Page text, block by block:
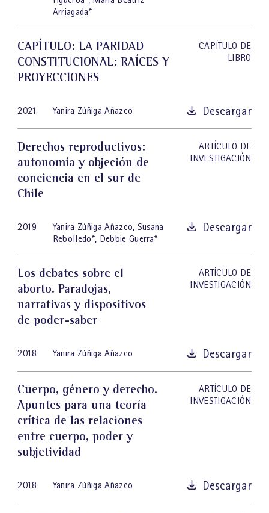
Arriagada*
CAPÍTULO: LA PARIDAD
CONSTITUCIONAL: RAÍCES Y
PROYECCIONES
CAPÍTULO DE
LIBRO
2021 Yanira Zúñiga Añazco Descargar
Derechos reproductivos:
autonomía y objeción de
conciencia en el sur de
Chile
ARTÍCULO DE
INVESTIGACIÓN
2019 Yanira Zúñiga Añazco, Susana
Rebolledo*, Debbie Guerra*
Descargar
Los debates sobre el
aborto. Paradojas,
narrativas y dispositivos
de poder-saber
ARTÍCULO DE
INVESTIGACIÓN
2018 Yanira Zúñiga Añazco Descargar
Cuerpo, género y derecho.
Apuntes para una teoría
crítica de las relaciones
entre cuerpo, poder y
subjetividad
ARTÍCULO DE
INVESTIGACIÓN
2018 Yanira Zúñiga Añazco Descargar